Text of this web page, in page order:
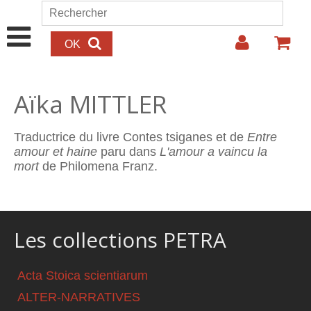
Aller au contenu principal
Formulaire de recherche
Rechercher
Aïka MITTLER
Traductrice du livre Contes tsiganes et de Entre
amour et haine paru dans L'amour a vaincu la
mortde Philomena Franz.
Les collections PETRA
Acta Stoica scientiarum
ALTER-NARRATIVES